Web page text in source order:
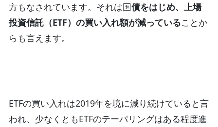
方もなされています。それは国債をはじめ、上場
投資信託（ETF）の買い入れ額が減っていることか
らも言えます。
ETFの買い入れは2019年を境に減り続けていると言
われ、少なくともETFのテーパリングはある程度進